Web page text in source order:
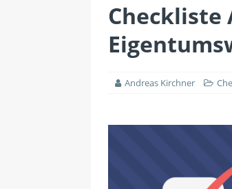
Andreas Kirchner